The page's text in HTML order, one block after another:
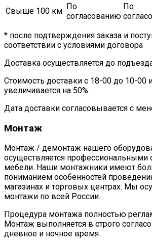
Свыше 100 км По
согласованию
По
* после подтверждения заказа и
соответствии с условиями договора
Доставка осуществляется до
Стоимость доставки с 18-00 до 10-
увеличивается на 50%.
Дата доставки согласовывается с
Монтаж
Монтаж / демонтаж нашего
осуществляется
мебели. Наши монтажники имеют
пониманием особенностей
магазинах и торговых центрах. Мы
монтажи по всей России.
Процедура монтажа полностью
Монтаж выполняется в строго
дневное и ночное время.